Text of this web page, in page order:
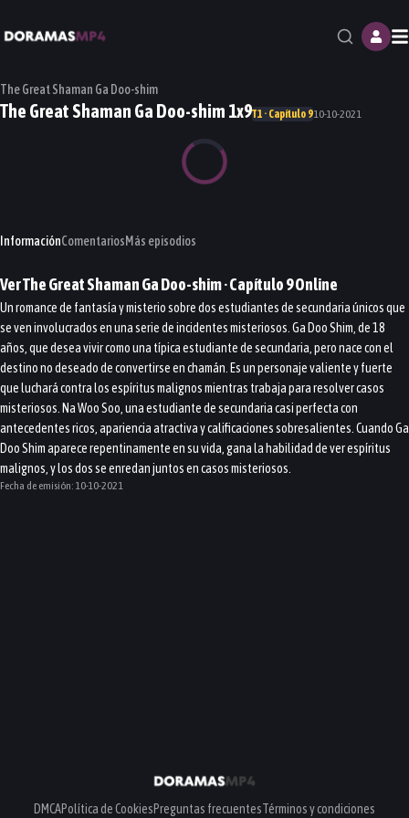
The Great Shaman Ga Doo-shim
The Great Shaman Ga Doo-shim 1x9T1 · Capítulo 910-10-2021
InformaciónComentariosMás episodios
VerThe Great Shaman Ga Doo-shim· Capítulo9Online
Un romance de fantasía y misterio sobre dos estudiantes de secundaria únicos que
se ven involucrados en una serie de incidentes misteriosos. Ga Doo Shim, de 18
años, que desea vivir como una típica estudiante de secundaria, pero nace con el
destino no deseado de convertirse en chamán. Es un personaje valiente y fuerte
que luchará contra los espíritus malignos mientras trabaja para resolver casos
misteriosos. Na Woo Soo, una estudiante de secundaria casi perfecta con
antecedentes ricos, apariencia atractiva y calificaciones sobresalientes. Cuando Ga
Doo Shim aparece repentinamente en su vida, gana la habilidad de ver espíritus
malignos, y los dos se enredan juntos en casos misteriosos.
Fecha de emisión: 10-10-2021
DMCAPolítica de CookiesPreguntas frecuentesTérminos y condiciones